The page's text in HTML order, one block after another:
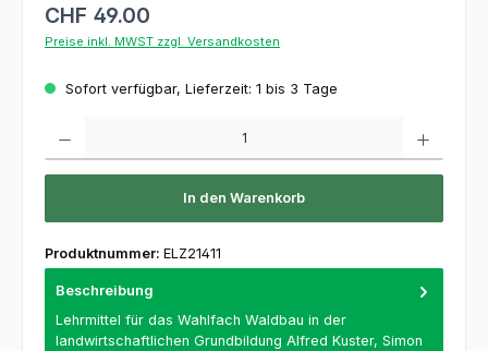
CHF 49.00
Preise inkl. MWST zzgl. Versandkosten
Sofort verfügbar, Lieferzeit: 1 bis 3 Tage
In den Warenkorb
Produktnummer: ELZ21411
Beschreibung
Lehrmittel für das Wahlfach Waldbau in der
landwirtschaftlichen Grundbildung Alfred Kuster, Simon